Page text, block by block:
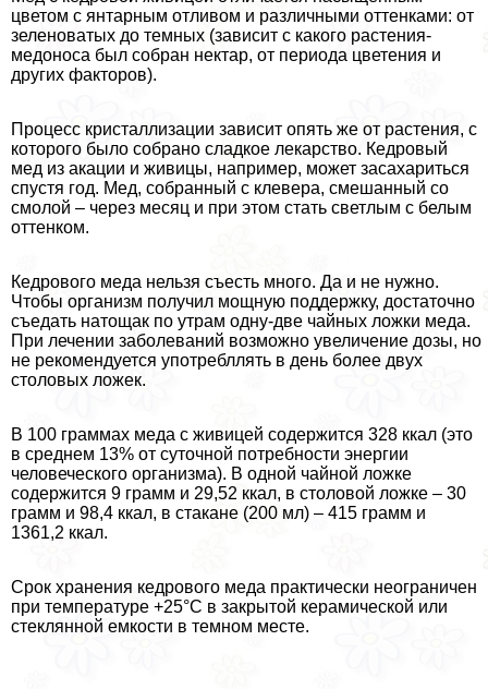
цветом с янтарным отливом и различными оттенками: от
зеленоватых до темных (зависит с какого растения-
медоноса был собран нектар, от периода цветения и
других факторов).
Процесс кристаллизации зависит опять же от растения, с
которого было собрано сладкое лекарство. Кедровый
мед из акации и живицы, например, может засахариться
спустя год. Мед, собранный с клевера, смешанный со
смолой – через месяц и при этом стать светлым с белым
оттенком.
Кедрового меда нельзя съесть много. Да и не нужно.
Чтобы организм получил мощную поддержку, достаточно
съедать натощак по утрам одну-две чайных ложки меда.
При лечении заболеваний возможно увеличение дозы, но
не рекомендуется употрeбллять в день более двух
столовых ложек.
В 100 граммах меда с живицей содержится 328 ккал (это
в среднем 13% от суточной потребности энергии
человеческого организма). В одной чайной ложке
содержится 9 грамм и 29,52 ккал, в столовой ложке – 30
грамм и 98,4 ккал, в стакане (200 мл) – 415 грамм и
1361,2 ккал.
Срок хранения кедрового меда пpaктически неограничен
при температуре +25°С в закрытой керамической или
стеклянной емкости в темном месте.